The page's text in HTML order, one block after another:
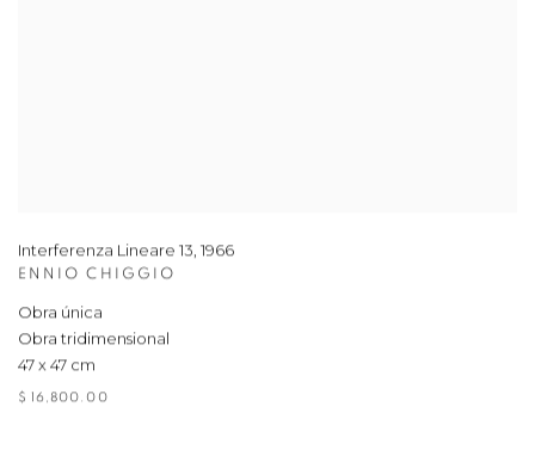
Interferenza Lineare 13, 1966
ENNIO CHIGGIO
Obra única
Obra tridimensional
47 x 47 cm
$ 16,800.00